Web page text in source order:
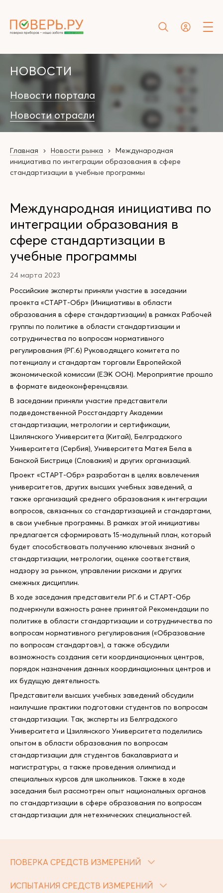
НОВОСТИ
Новости портала
Новости отрасли
Главная Новости рынка
Международная
инициатива по интеграции образования в сфере
стандартизации в учебные программы
Международная инициатива по
интеграции образования в
сфере стандартизации в
учебные программы
24 марта 2023
Российские эксперты приняли участие в заседании
проекта «СТАРТ-Обр» (Инициативы в области
образования в сфере стандартизации) в рамках Рабочей
группы по политике в области стандартизации и
сотрудничества по вопросам нормативного
регулирования (РГ.6) Руководящего комитета по
потенциалу и стандартам торговли Европейской
экономической комиссии (ЕЭК ООН). Мероприятие прошло
в формате видеоконференцсвязи.
В заседании приняли участие представители
подведомственной Росстандарту Академии
стандартизации, метрологии и сертификации,
Цзилянского Университета (Китай), Белградского
Университета (Сербия), Университета Матея Бела в
Банской Бистрице (Словакия) и других организаций.
Проект «СТАРТ-Обр» разработан в целях вовлечения
университетов, других высших учебных заведений, а
также организаций среднего образования к интеграции
вопросов, связанных со стандартизацией и стандартами,
в свои учебные программы. В рамках этой инициативы
предлагается сформировать 15-модульный план, который
будет способствовать получению ключевых знаний о
стандартизации, метрологии, оценке соответствия,
надзору за рынком, управлении рисками и других
смежных дисциплин.
В ходе заседания представители РГ.6 и СТАРТ-Обр
подчеркнули важность ранее принятой Рекомендации по
политике в области стандартизации и сотрудничества по
вопросам нормативного регулирования («Образование
по вопросам стандартов»), а также обсудили
возможность создания сети координационных центров,
порядок назначения данных координационных центров и
их будущую деятельность.
Представители высших учебных заведений обсудили
наилучшие практики подготовки студентов по вопросам
стандартизации. Так, эксперты из Белградского
Университета и Цзилянского Университета поделились
опытом в области образования по вопросам
стандартизации для студентов бакалавриата и
магистратуры, а также проведения олимпиад и
специальных курсов для школьников. Также в ходе
заседания был рассмотрен опыт национальных органов
по стандартизации в сфере образования по вопросам
стандартизации для нетехнических специальностей.
ПОВЕРКА СРЕДСТВ ИЗМЕРЕНИЙ
ИСПЫТАНИЯ СРЕДСТВ ИЗМЕРЕНИЙ